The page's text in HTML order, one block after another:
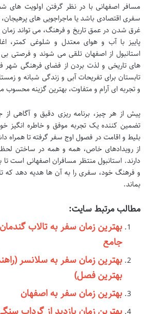
مسافر اصفهانی با در نظر گرفتن اولویت های
سفری اقتصادی باشد یا ماجراجویی های
غرق شدن در عمق تاریخ و فرهنگ، می تواند زمان
پاییز با آب و هوای معتدل و شلوغی کمتر،
استانبول از اصفهان تلقی می شوند و فرصتی بی
های تاریخی و لذت بردن از فضای فرهنگی شهر
تابستان برای تفریحات آبی و زندگی شبانه و
و تجربه ای آرام و متفاوت، بهترین گزینه
پیش از هر چیز، برنامه ریزی دقیق و آگاهی
تضمین کننده یک تجربه موفق و خاطره انگیز
بلیط و اقامت در فصول اوج سفر گرفته تا همراه
از رویدادهای خاص، همه و همه در ساختن
دارند. استانبول منتظر مسافران اصفهانی است تا
و فرهنگ خود، سفری را به آن ها هدیه دهد که
بماند.
مطالب مرتبط سایت:
بهترین زمان سفر به تالاب
جامع
بهترین زمان سفر به سلانسر
بهترین فصل)
بهترین زمان سفر به اصفهان